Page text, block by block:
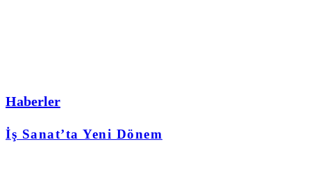
Haberler
İş Sanat’ta Yeni Dönem